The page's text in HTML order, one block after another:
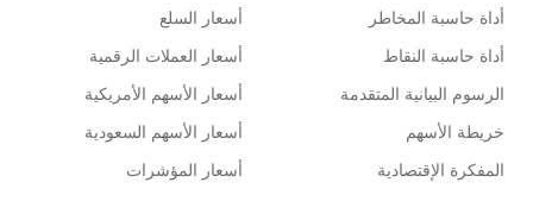
أداة حاسبة المخاطر
أداة حاسبة النقاط
الرسوم البيانية المتقدمة
خريطة الأسهم
المفكرة الإقتصادية
أسعار السلع
أسعار العملات الرقمية
أسعار الأسهم الأمريكية
أسعار الأسهم السعودية
أسعار المؤشرات